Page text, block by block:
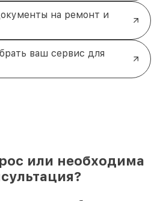
на ремонт и
ваш сервис для
или необходима